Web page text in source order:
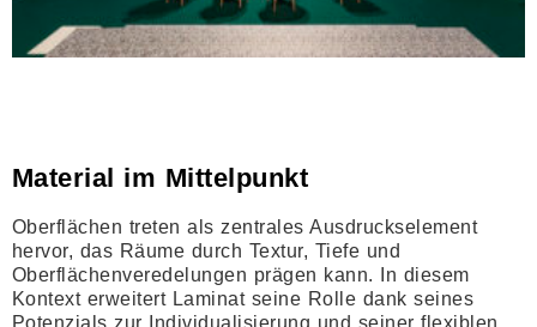
Material im Mittelpunkt
Oberflächen treten als zentrales Ausdruckselement
hervor, das Räume durch Textur, Tiefe und
Oberflächenveredelungen prägen kann. In diesem
Kontext erweitert Laminat seine Rolle dank seines
Potenzials zur Individualisierung und seiner flexiblen